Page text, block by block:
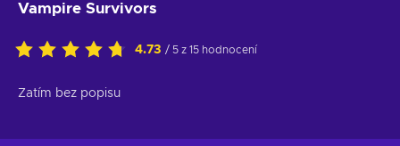
Vampire Survivors
4.73 / 5 z 15 hodnocení
Zatím bez popisu